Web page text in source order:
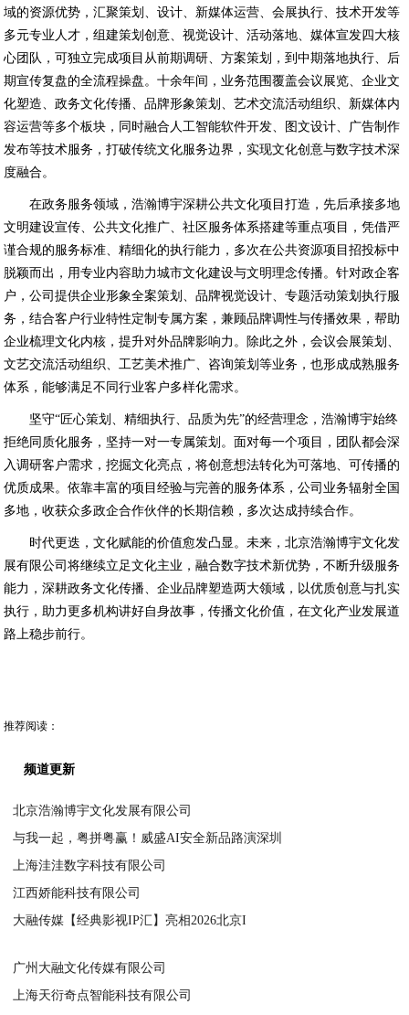
域的资源优势，汇聚策划、设计、新媒体运营、会展执行、技术开发等
多元专业人才，组建策划创意、视觉设计、活动落地、媒体宣发四大核
心团队，可独立完成项目从前期调研、方案策划，到中期落地执行、后
期宣传复盘的全流程操盘。十余年间，业务范围覆盖会议展览、企业文
化塑造、政务文化传播、品牌形象策划、艺术交流活动组织、新媒体内
容运营等多个板块，同时融合人工智能软件开发、图文设计、广告制作
发布等技术服务，打破传统文化服务边界，实现文化创意与数字技术深
度融合。
在政务服务领域，浩瀚博宇深耕公共文化项目打造，先后承接多地
文明建设宣传、公共文化推广、社区服务体系搭建等重点项目，凭借严
谨合规的服务标准、精细化的执行能力，多次在公共资源项目招投标中
脱颖而出，用专业内容助力城市文化建设与文明理念传播。针对政企客
户，公司提供企业形象全案策划、品牌视觉设计、专题活动策划执行服
务，结合客户行业特性定制专属方案，兼顾品牌调性与传播效果，帮助
企业梳理文化内核，提升对外品牌影响力。除此之外，会议会展策划、
文艺交流活动组织、工艺美术推广、咨询策划等业务，也形成成熟服务
体系，能够满足不同行业客户多样化需求。
坚守“匠心策划、精细执行、品质为先”的经营理念，浩瀚博宇始终
拒绝同质化服务，坚持一对一专属策划。面对每一个项目，团队都会深
入调研客户需求，挖掘文化亮点，将创意想法转化为可落地、可传播的
优质成果。依靠丰富的项目经验与完善的服务体系，公司业务辐射全国
多地，收获众多政企合作伙伴的长期信赖，多次达成持续合作。
时代更迭，文化赋能的价值愈发凸显。未来，北京浩瀚博宇文化发
展有限公司将继续立足文化主业，融合数字技术新优势，不断升级服务
能力，深耕政务文化传播、企业品牌塑造两大领域，以优质创意与扎实
执行，助力更多机构讲好自身故事，传播文化价值，在文化产业发展道
路上稳步前行。
推荐阅读：
频道更新
北京浩瀚博宇文化发展有限公司
与我一起，粤拼粤赢！威盛AI安全新品路演深圳
上海洼洼数字科技有限公司
江西娇能科技有限公司
大融传媒【经典影视IP汇】亮相2026北京I
广州大融文化传媒有限公司
上海天衍奇点智能科技有限公司